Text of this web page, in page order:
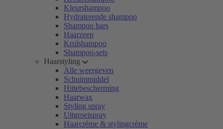
Kleurshampoo
Hydraterende shampoo
Shampoo bars
Haarzeep
Krulshampoo
Shampoo-sets
Haarstyling
Alle weergeven
Schuimmiddel
Hittebescherming
Haarwax
Styling spray
Uitgroeispray
Haarcrème & stylingcrème